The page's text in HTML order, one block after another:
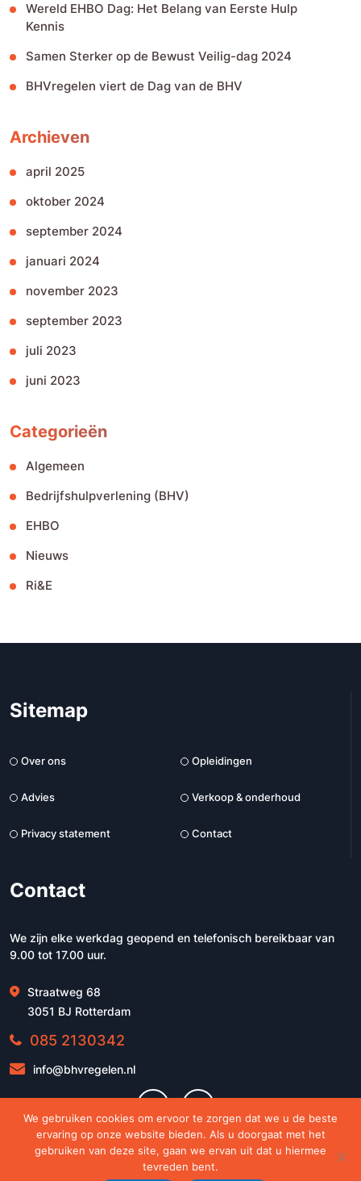
Wereld EHBO Dag: Het Belang van Eerste Hulp
Kennis
Samen Sterker op de Bewust Veilig-dag 2024
BHVregelen viert de Dag van de BHV
Archieven
april 2025
oktober 2024
september 2024
januari 2024
november 2023
september 2023
juli 2023
juni 2023
Categorieën
Algemeen
Bedrijfshulpverlening (BHV)
EHBO
Nieuws
Ri&E
Sitemap
Over ons Opleidingen
Advies Verkoop & onderhoud
Privacy statement Contact
Contact
We zijn elke werkdag geopend en telefonisch bereikbaar van
9.00 tot 17.00 uur.
Straatweg 68
3051 BJ Rotterdam
085 2130342
info@bhvregelen.nl
© 2026 - BHVregelen.nl
We gebruiken cookies om ervoor te zorgen dat we u de beste
ervaring op onze website bieden. Als u doorgaat met het
gebruiken van deze site, gaan we ervan uit dat u hiermee
tevreden bent.